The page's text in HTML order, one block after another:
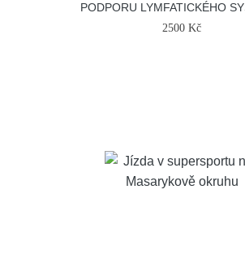
PODPORU LYMFATICKÉHO
2500 Kč